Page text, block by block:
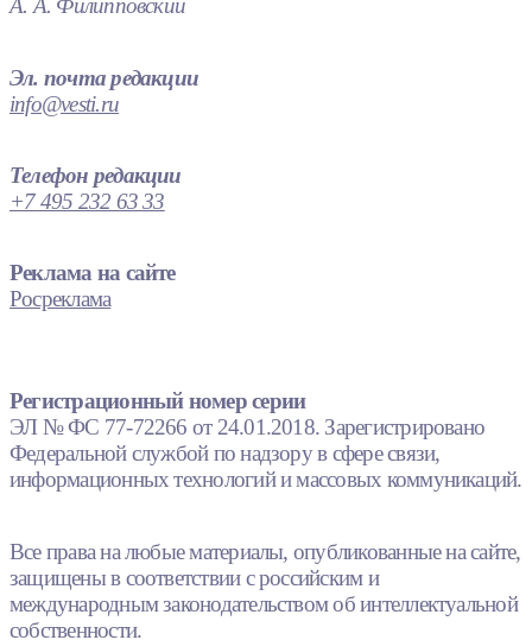
А. А. Филипповский
Эл. почта редакции
info@vesti.ru
Телефон редакции
+7 495 232 63 33
Реклама на сайте
Росреклама
Регистрационный номер серии
ЭЛ № ФС 77-72266 от 24.01.2018. Зарегистрировано
Федеральной службой по надзору в сфере связи,
информационных технологий и массовых коммуникаций.
Все права на любые материалы, опубликованные на сайте,
защищены в соответствии с российским и
международным законодательством об интеллектуальной
собственности.